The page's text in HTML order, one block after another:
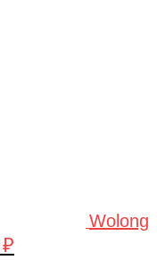
Wolong
₽